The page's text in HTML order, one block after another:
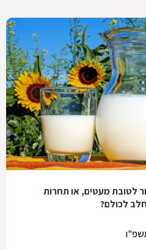
לטובת מעטים, או תחרות
לכולם?